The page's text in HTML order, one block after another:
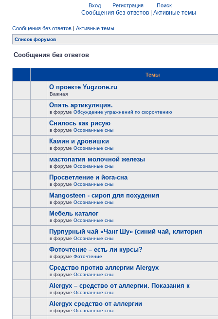
Вход Регистрация Поиск
Сообщения без ответов Активные темы
Сообщения без ответов | Активные темы
Список форумов
Сообщения без ответов
Темы
О проекте Yugzone.ru
Важная
Опять артикуляция.
в форуме Обсуждение упражнений по скорочтению
Снилось как рисую
в форуме Осознанные сны
Камин и дровишки
в форуме Осознанные сны
мастопатия молочной железы
в форуме Осознанные сны
Просветление и йога-сна
в форуме Осознанные сны
Mangosteen - сироп для похудения
в форуме Осознанные сны
Мебель каталог
в форуме Осознанные сны
Пурпурный чай «Чанг Шу» (синий чай, клитория
в форуме Осознанные сны
Фоточтение – есть ли курсы?
в форуме Фоточтение
Cредство против аллергии Alergyx
в форуме Осознанные сны
Alergyx – средство от аллергии. Показания к
в форуме Осознанные сны
Alergyx средство от аллергии
в форуме Осознанные сны